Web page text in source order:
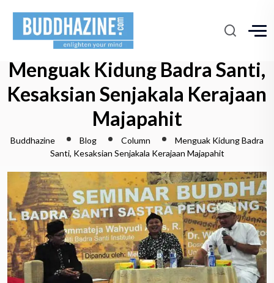
Menguak Kidung Badra Santi,
Kesaksian Senjakala Kerajaan
Majapahit
Buddhazine Blog Column
Menguak Kidung Badra
Santi, Kesaksian Senjakala Kerajaan Majapahit